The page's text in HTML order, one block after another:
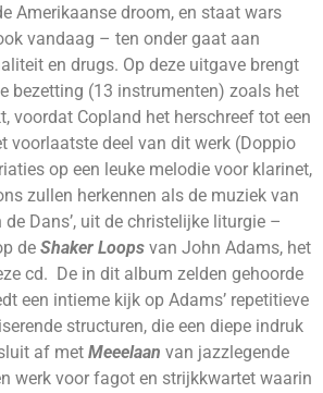
Amerikaanse droom, en staat wars
vandaag – ten onder gaat aan
en drugs. Op deze uitgave brengt
bezetting (13 instrumenten) zoals het
voordat Copland het herschreef tot een
voorlaatste deel van dit werk (Doppio
op een leuke melodie voor klarinet,
zullen herkennen als de muziek van
de Dans’, uit de christelijke liturgie –
de Shaker Loops van John Adams, het
cd. De in dit album zelden gehoorde
een intieme kijk op Adams’ repetitieve
structuren, die een diepe indruk
af met Meeelaan van jazzlegende
werk voor fagot en strijkkwartet waarin